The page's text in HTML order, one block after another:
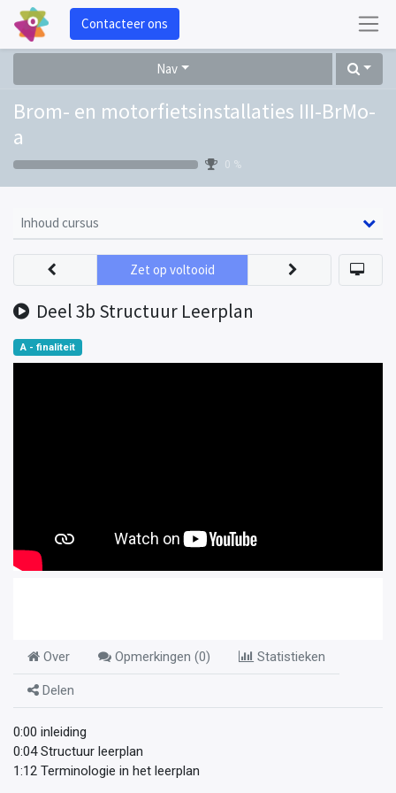
Contacteer ons
Nav
Brom- en motorfietsinstallaties III-BrMo-
a
0 %
Inhoud cursus
Deel 3b Structuur Leerplan
Zet op voltooid
A - finaliteit
Over Opmerkingen (0) Statistieken
Delen
0:00 inleiding
0:04 Structuur leerplan
1:12 Terminologie in het leerplan